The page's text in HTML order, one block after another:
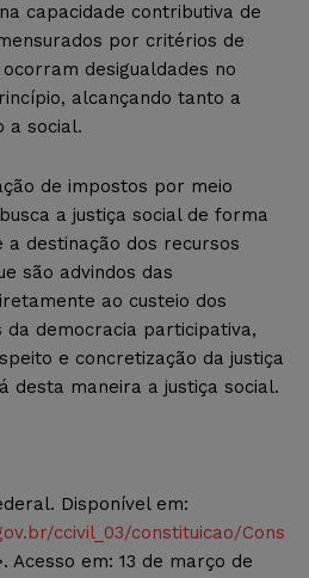
capacidade contributiva de
por critérios de
desigualdades no
alcançando tanto a
a social.
de impostos por meio
a justiça social de forma
destinação dos recursos
são advindos das
ao custeio dos
da democracia participativa,
e concretização da justiça
desta maneira a justiça social.
Disponível em:
ccivil_03/constituicao/Cons
Acesso em: 13 de março de